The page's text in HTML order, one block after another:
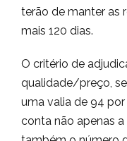
terão de manter as
mais 120 dias.
O critério de
qualidade/preço,
uma valia de 94
conta não apenas